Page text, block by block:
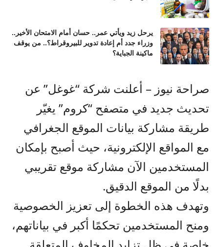
يرحل زيد ويأتي عمر.. حسان أمام الامتحان الأخير..
وزراء جدد أم إعادة تدوير للبيروقراط؟.. من يوقف
ماكينة الجباية؟
صراحة نيوز – أعلنت شركة “غوغل” عن
تحديث جديد في متصفح “كروم” يغيّر
طريقة مشاركة بيانات الموقع الجغرافي
مع المواقع الإلكترونية، حيث أصبح بإمكان
المستخدمين الآن مشاركة موقع تقريبي
بدلًا من الموقع الدقيق.
وتهدف هذه الخطوة إلى تعزيز الخصوصية
ومنح المستخدمين تحكمًا أكبر في بياناتهم،